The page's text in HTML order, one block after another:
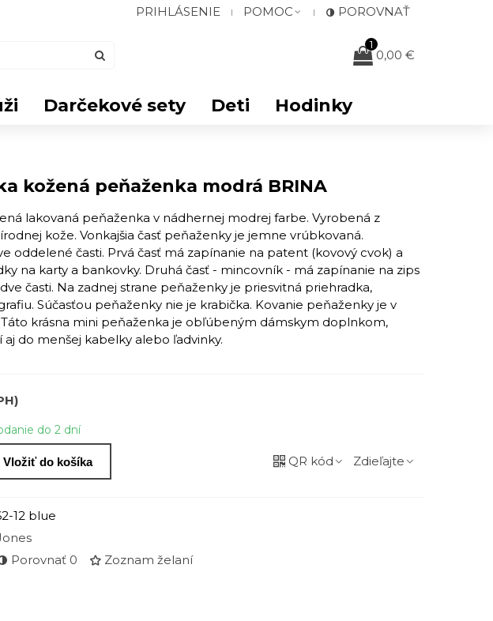
PRIHLÁSENIE POMOC POROVNAŤ
1
0,00 €
Darčekové sety Deti Hodinky
kožená peňaženka modrá BRINA
lakovaná peňaženka v nádhernej modrej farbe. Vyrobená z
kože. Vonkajšia časť peňaženky je jemne vrúbkovaná.
oddelené časti. Prvá časť má zapínanie na patent (kovový cvok) a
na karty a bankovky. Druhá časť - mincovník - má zapínanie na zips
časti. Na zadnej strane peňaženky je priesvitná priehradka,
Súčasťou peňaženky nie je krabička. Kovanie ​peňaženky je ​v
krásna mini peňaženka je obľúbeným dámskym doplnkom,
aj do menšej kabelky alebo ľadvinky.
do 2 dní
Vložiť do košíka QR kód Zdieľajte
12 blue
Porovnať 0 Zoznam želaní